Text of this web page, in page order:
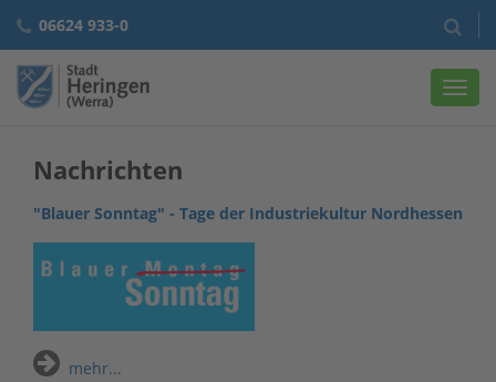
06624 933-0
Nachrichten
"Blauer Sonntag" - Tage der Industriekultur Nordhessen
mehr...